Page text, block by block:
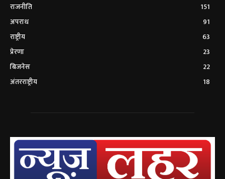
राजनीति
151
अपराध
91
राष्ट्रीय
63
प्रेरणा
23
बिजनेस
22
अंतरराष्ट्रीय
18